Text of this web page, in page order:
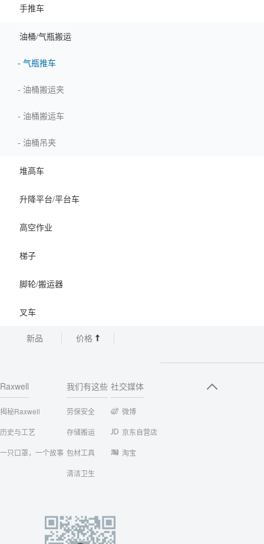
手推车
油桶/气瓶搬运
- 气瓶推车
- 油桶搬运夹
- 油桶搬运车
- 油桶吊夹
堆高车
升降平台/平台车
高空作业
梯子
脚轮/搬运器
叉车
新品 价格
Raxwell
揭秘Raxwell
历史与工艺
一只口罩，一个故事
我们有这些
劳保安全
存储搬运
包材工具
清洁卫生
社交媒体
微博
京东自营店
淘宝